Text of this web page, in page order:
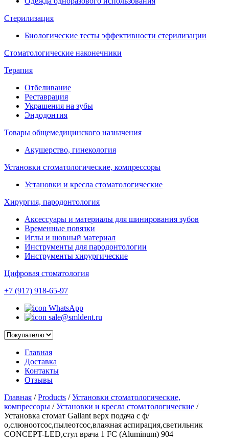
Стерилизация
Биологические тесты эффективности стерилизации
Стоматологические наконечники
Терапия
Отбеливание
Реставрация
Украшения на зубы
Эндодонтия
Товары общемедицинского назначения
Акушерство, гинекология
Установки стоматологические, компрессоры
Установки и кресла стоматологические
Хирургия, пародонтология
Аксессуары и материалы для шинирования зубов
Временные повязки
Иглы и шовный материал
Инструменты для пародонтологии
Инструменты хирургические
Цифровая стоматология
+7 (917) 918-65-97
WhatsApp
sale@smldent.ru
Главная
Доставка
Контакты
Отзывы
Главная / Products / Установки стоматологические,
компрессоры / Установки и кресла стоматологические /
Установка стомат Gallant верх подача с ф/
о,слюноотсос,пылеотсос,влажная аспирация,светильник
CONCEPT-LED,стул врача 1 FC (Aluminum) 904